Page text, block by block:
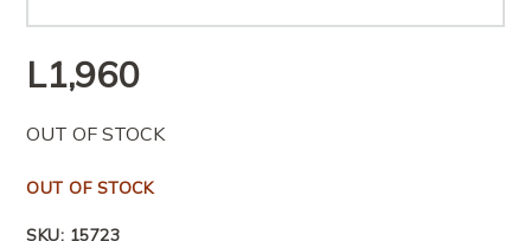
L1,960
OUT OF STOCK
OUT OF STOCK
SKU: 15723